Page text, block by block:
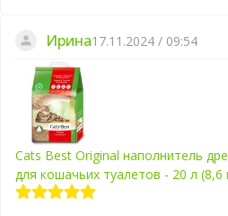
Ирина17.11.2024 / 09:54
Cats Best Original наполнитель
для кошачьих туалетов - 20 л (8,6